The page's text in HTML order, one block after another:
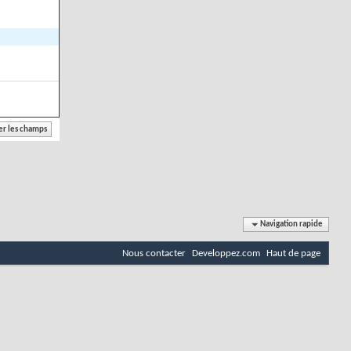
Navigation rapide
Nous contacter Developpez.com Haut de page